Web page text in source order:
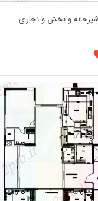
و بخش و نجاری